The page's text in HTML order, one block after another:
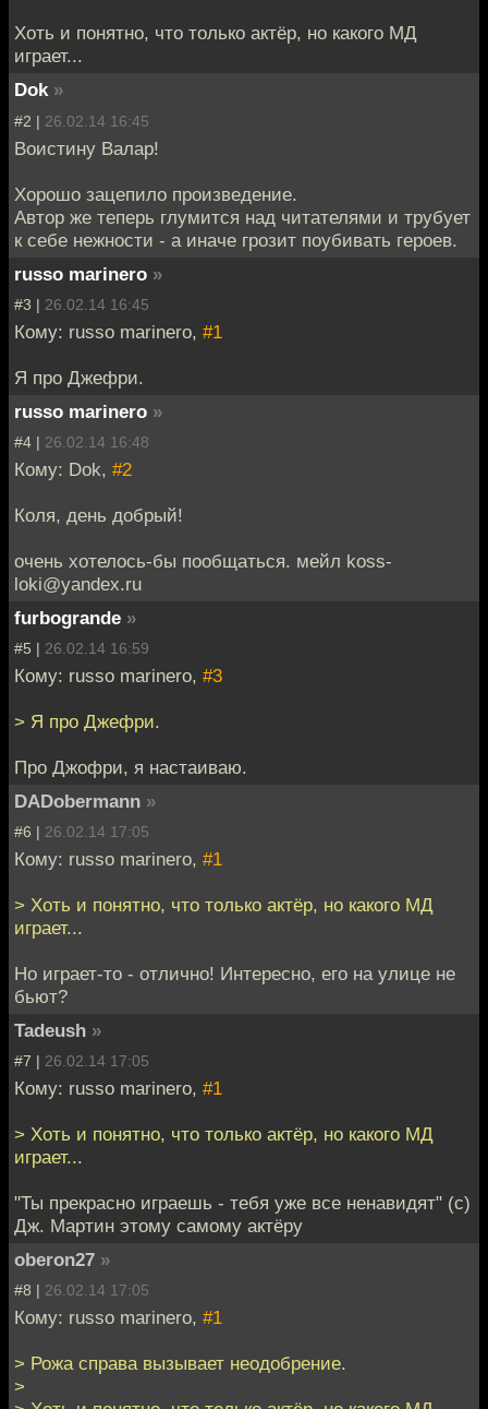
Хоть и понятно, что только актёр, но какого МД
играет...
Dok »
#2 | 26.02.14 16:45
Воистину Валар!
Хорошо зацепило произведение.
Автор же теперь глумится над читателями и трубует
к себе нежности - а иначе грозит поубивать героев.
russo marinero »
#3 | 26.02.14 16:45
Кому: russo marinero, #1
Я про Джефри.
russo marinero »
#4 | 26.02.14 16:48
Кому: Dok, #2
Коля, день добрый!
очень хотелось-бы пообщаться. мейл koss-
loki@yandex.ru
furbogrande »
#5 | 26.02.14 16:59
Кому: russo marinero, #3
> Я про Джефри.
Про Джофри, я настаиваю.
DADobermann »
#6 | 26.02.14 17:05
Кому: russo marinero, #1
> Хоть и понятно, что только актёр, но какого МД
играет...
Но играет-то - отлично! Интересно, его на улице не
бьют?
Tadeush »
#7 | 26.02.14 17:05
Кому: russo marinero, #1
> Хоть и понятно, что только актёр, но какого МД
играет...
"Ты прекрасно играешь - тебя уже все ненавидят" (с)
Дж. Мартин этому самому актёру
oberon27 »
#8 | 26.02.14 17:05
Кому: russo marinero, #1
> Рожа справа вызывает неодобрение.
>